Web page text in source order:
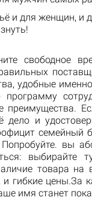
и для женщин, и
свободное
удобные
программу
преимущества.
дело и
семейный
вы
выбирайте
товара
и гибкие цены.За
имя станет